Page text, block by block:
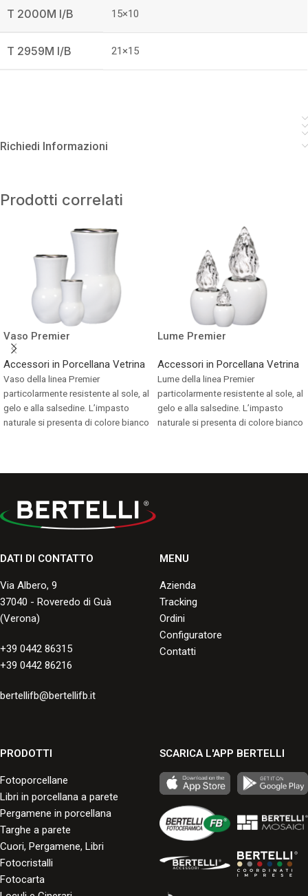
T 2000M I/B 15×10
T 2959M I/B 21×15
Richiedi Informazioni
Prodotti correlati
Vaso Premier
Accessori in Porcellana Vetrina
Vaso della linea Premier
particolarmente resistente al sole, al
gelo e alla salsedine. L’impasto
naturale si presenta di colore bianco
Lume Premier
Accessori in Porcellana Vetrina
Lume della linea Premier
particolarmente resistente al sole, al
gelo e alla salsedine. L’impasto
naturale si presenta di colore bianco
DATI DI CONTATTO
Via Albero, 9
37040 - Roveredo di Guà
(Verona)
+39 0442 86315
+39 0442 86216
bertellifb@bertellifb.it
MENU
Azienda
Tracking
Ordini
Configuratore
Contatti
PRODOTTI
Fotoporcellane
Libri in porcellana a parete
Pergamene in porcellana
Targhe a parete
Cuori, Pergamene, Libri
Fotocristalli
Fotocarta
SCARICA L'APP BERTELLI